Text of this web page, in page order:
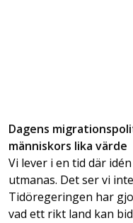
Dagens
människors lika värde
Vi lever i en tid där
utmanas. Det ser vi
Tidöregeringen har
vad ett rikt land kan